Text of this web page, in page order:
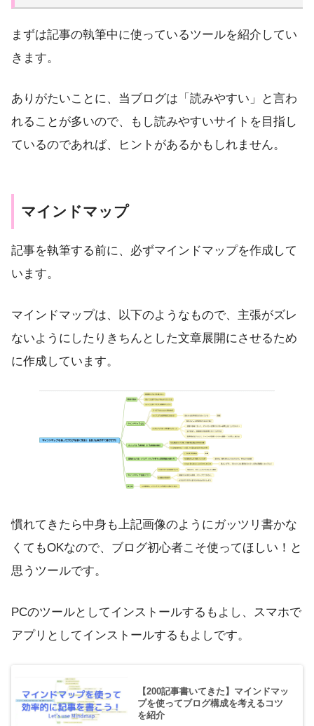
まずは記事の執筆中に使っているツールを紹介してい
きます。
ありがたいことに、当ブログは「読みやすい」と言わ
れることが多いので、もし読みやすいサイトを目指し
ているのであれば、ヒントがあるかもしれません。
マインドマップ
記事を執筆する前に、必ずマインドマップを作成して
います。
マインドマップは、以下のようなもので、主張がズレ
ないようにしたりきちんとした文章展開にさせるため
に作成しています。
慣れてきたら中身も上記画像のようにガッツリ書かな
くてもOKなので、ブログ初心者こそ使ってほしい！と
思うツールです。
PCのツールとしてインストールするもよし、スマホで
アプリとしてインストールするもよしです。
【200記事書いてきた】マインドマッ
プを使ってブログ構成を考えるコツ
を紹介